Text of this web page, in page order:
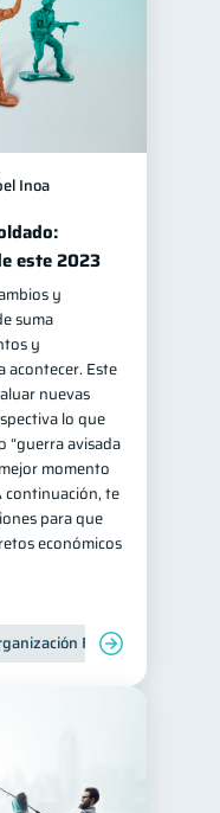
1
Inoa
este 2023
y
suma
y
acontecer. Este
nuevas
lo que
“guerra avisada
momento
continuación, te
para que
económicos
Financiera